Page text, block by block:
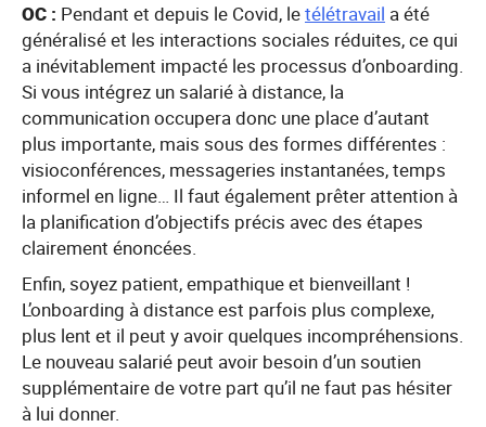
OC : Pendant et depuis le Covid, letélétravail a été
généralisé et les interactions sociales réduites, ce qui
a inévitablement impacté les processus d’onboarding.
Si vous intégrez un salarié à distance, la
communication occupera donc une place d’autant
plus importante, mais sous des formes différentes :
visioconférences, messageries instantanées, temps
informel en ligne… Il faut également prêter attention à
la planification d’objectifs précis avec des étapes
clairement énoncées.
Enfin, soyez patient, empathique et bienveillant !
L’onboarding à distance est parfois plus complexe,
plus lent et il peut y avoir quelques incompréhensions.
Le nouveau salarié peut avoir besoin d’un soutien
supplémentaire de votre part qu’il ne faut pas hésiter
à lui donner.